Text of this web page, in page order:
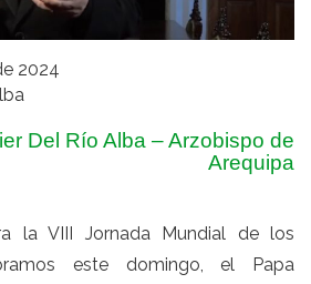
2024
Del Río Alba – Arzobispo de
Arequipa
la VIII Jornada Mundial de los
este domingo, el Papa